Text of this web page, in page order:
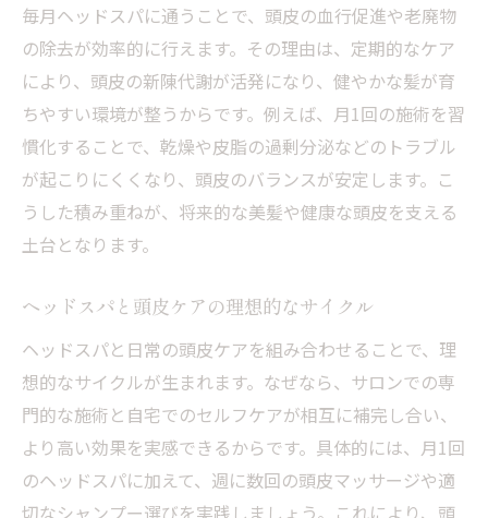
毎月ヘッドスパに通うことで、頭皮の血行促進や老廃物
の除去が効率的に行えます。その理由は、定期的なケア
により、頭皮の新陳代謝が活発になり、健やかな髪が育
ちやすい環境が整うからです。例えば、月1回の施術を習
慣化することで、乾燥や皮脂の過剰分泌などのトラブル
が起こりにくくなり、頭皮のバランスが安定します。こ
うした積み重ねが、将来的な美髪や健康な頭皮を支える
土台となります。
ヘッドスパと頭皮ケアの理想的なサイクル
ヘッドスパと日常の頭皮ケアを組み合わせることで、理
想的なサイクルが生まれます。なぜなら、サロンでの専
門的な施術と自宅でのセルフケアが相互に補完し合い、
より高い効果を実感できるからです。具体的には、月1回
のヘッドスパに加えて、週に数回の頭皮マッサージや適
切なシャンプー選びを実践しましょう。これにより、頭